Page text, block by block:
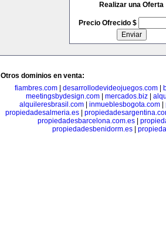
Realizar una Oferta
Precio Ofrecido $
Otros dominios en venta:
fiambres.com| desarrollodevideojuegos.com|
meetingsbydesign.com| mercados.biz|
alquileresbrasil.com| inmueblesbogota.com|
propiedadesalmeria.es
propiedadesbarcelona.com.es|
propiedadesbenidorm.es|